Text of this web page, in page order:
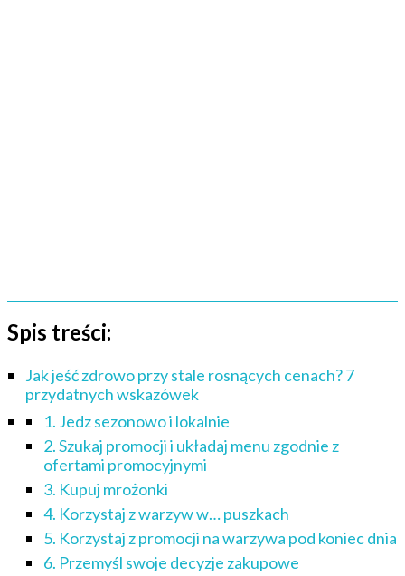
Spis treści:
Jak jeść zdrowo przy stale rosnących cenach? 7
przydatnych wskazówek
1. Jedz sezonowo i lokalnie
2. Szukaj promocji i układaj menu zgodnie z
ofertami promocyjnymi
3. Kupuj mrożonki
4. Korzystaj z warzyw w… puszkach
5. Korzystaj z promocji na warzywa pod koniec dnia
6. Przemyśl swoje decyzje zakupowe